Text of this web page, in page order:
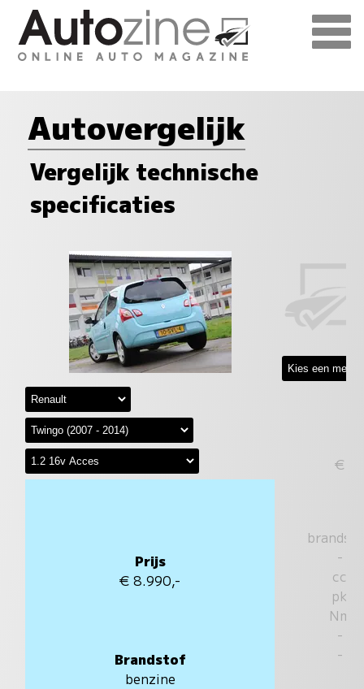
Autovergelijk
Vergelijk technische
specificaties
Prijs
€ 8.990,-
Brandstof
benzine
€
-
cc
pk
Nm
-
-